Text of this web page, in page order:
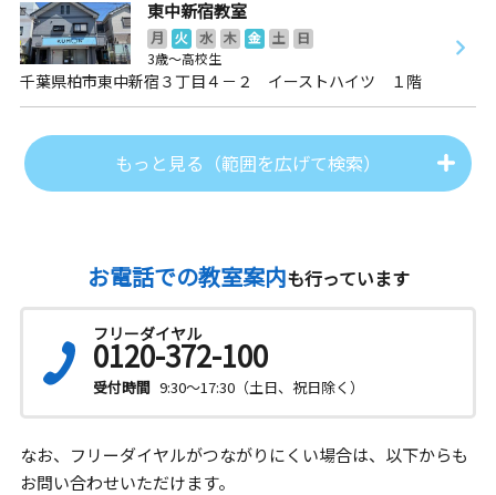
東中新宿教室
月 火 水 木 金 土
日
3歳～高校生
千葉県柏市東中新宿３丁目４－２ イーストハイツ １階
もっと見る（範囲を広げて検索）
お電話での教室案内も行っています
フリーダイヤル
0120-372-100
受付時間 9:30～17:30（土日、祝日除く）
なお、フリーダイヤルがつながりにくい場合は、以下からも
お問い合わせいただけます。